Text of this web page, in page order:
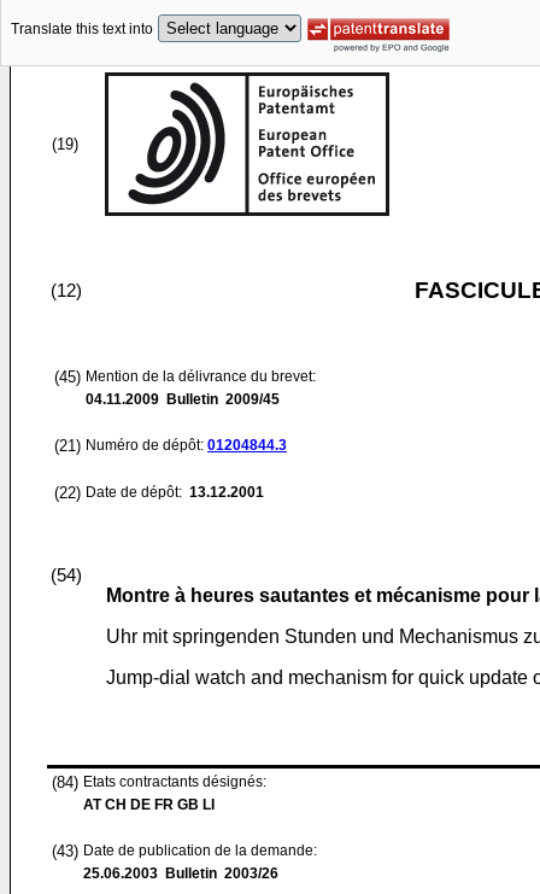
Translate this text into
(19)
(12)
(45) Mention de la délivrance du brevet:
04.11.2009 Bulletin 2009/45
(21) Numéro de dépôt: 01204844.3
(22) Date de dépôt: 13.12.2001
(54)
Montre à heures sautantes et mécanisme
Uhr mit springenden Stunden und Mechanismus
Jump-dial watch and mechanism for quick update
(84) Etats contractants désignés:
AT CH DE FR GB LI
(43) Date de publication de la demande:
25.06.2003 Bulletin 2003/26